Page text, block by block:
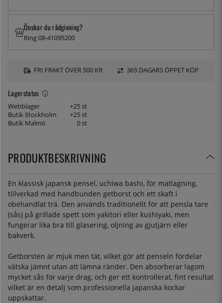
Lagerstatus
Webblager
+25 st
Butik Stockholm
+25 st
Butik Malmö
0 st
Önskar du rådgivning?
Ring 08-41095200
FRI FRAKT ÖVER 500 KR 365 DAGARS ÖPPET KÖP
PRODUKTBESKRIVNING
En klassisk japansk pensel, uchiwa bashi, för matlagning,
tillverkad med handbunden getborst och ett skaft i
obehandlat trä. Den används traditionellt för att pensla tare
(sås) på grillade spett som yakitori eller kushiyaki, men
fungerar lika bra till glasering, oljning av gjutjärn eller
bakverk.
Getborsten är mjuk men tät, vilket gör att penseln fördelar
vätska jämnt utan att lämna ränder. Den absorberar lagom
mycket sås för varje drag, och ger ett kontrollerat, fint resultat
vilket är en detalj som professionella japanska kockar
uppskattar.